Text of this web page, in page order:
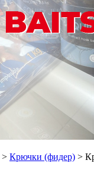
> Крючки (фидер) >